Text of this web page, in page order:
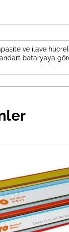
ve ilave
bataryaya